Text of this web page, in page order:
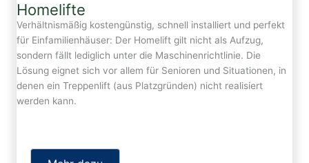
Homelifte
Verhältnismäßig kostengünstig, schnell installiert und perfekt
für Einfamilienhäuser: Der Homelift gilt nicht als Aufzug,
sondern fällt lediglich unter die Maschinenrichtlinie. Die
Lösung eignet sich vor allem für Senioren und Situationen, in
denen ein Treppenlift (aus Platzgründen) nicht realisiert
werden kann.